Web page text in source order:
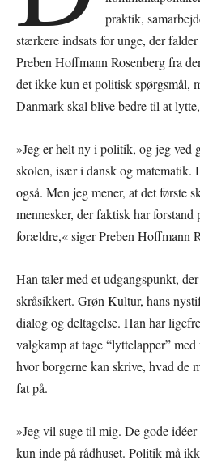
praktik,
stærkere indsats for unge, der
Preben Hoffmann Rosenberg fra
det ikke kun et politisk spørgsmål,
Danmark skal blive bedre til at
»Jeg er helt ny i politik, og jeg ved
skolen, især i dansk og matematik.
også. Men jeg mener, at det første
mennesker, der faktisk har
forældre,« siger Preben Hoffmann
Han taler med et udgangspunkt,
skråsikkert. Grøn Kultur, hans
dialog og deltagelse. Han har
valgkamp at tage “lyttelapper”
hvor borgerne kan skrive, hvad de
fat på.
»Jeg vil suge til mig. De gode
kun inde på rådhuset. Politik må